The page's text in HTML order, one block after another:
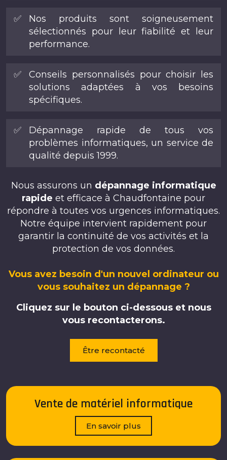
✅
Nos produits sont soigneusement
sélectionnés pour leur fiabilité et leur
performance.
✅
Conseils personnalisés pour choisir les
solutions adaptées à vos besoins
spécifiques.
✅
Dépannage rapide de tous vos
problèmes informatiques, un service de
qualité depuis 1999.
Nous assurons un dépannage informatique
rapide et efficace à Chaudfontaine pour
répondre à toutes vos urgences informatiques.
Notre équipe intervient rapidement pour
garantir la continuité de vos activités et la
protection de vos données.
Vous avez besoin d'un nouvel ordinateur ou
vous souhaitez un dépannage ?
Cliquez sur le bouton ci-dessous et nous
vous recontacterons.
Être recontacté
Vente de matériel informatique
En savoir plus